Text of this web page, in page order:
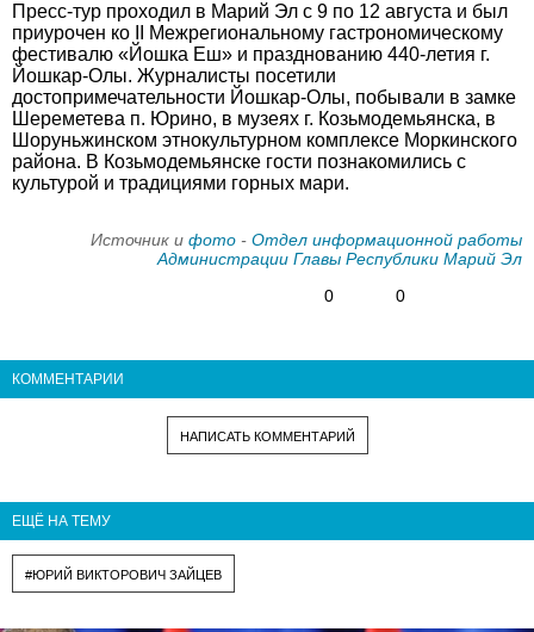
Пресс-тур проходил в Марий Эл с 9 по 12 августа и был
приурочен ко II Межрегиональному гастрономическому
фестивалю «Йошка Еш» и празднованию 440-летия г.
Йошкар-Олы. Журналисты посетили
достопримечательности Йошкар-Олы, побывали в замке
Шереметева п. Юрино, в музеях г. Козьмодемьянска, в
Шоруньжинском этнокультурном комплексе Моркинского
района. В Козьмодемьянске гости познакомились с
культурой и традициями горных мари.
Источник и фото - Отдел информационной работы
Администрации Главы Республики Марий Эл
0
0
КОММЕНТАРИИ
НАПИСАТЬ КОММЕНТАРИЙ
ЕЩЁ НА ТЕМУ
#ЮРИЙ ВИКТОРОВИЧ ЗАЙЦЕВ